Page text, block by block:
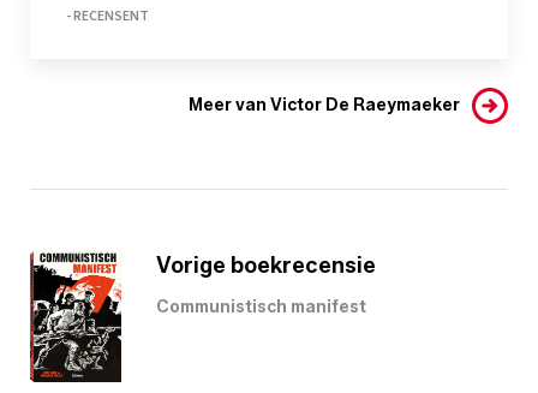
- RECENSENT
Meer van Victor De Raeymaeker
Vorige boekrecensie
Communistisch manifest